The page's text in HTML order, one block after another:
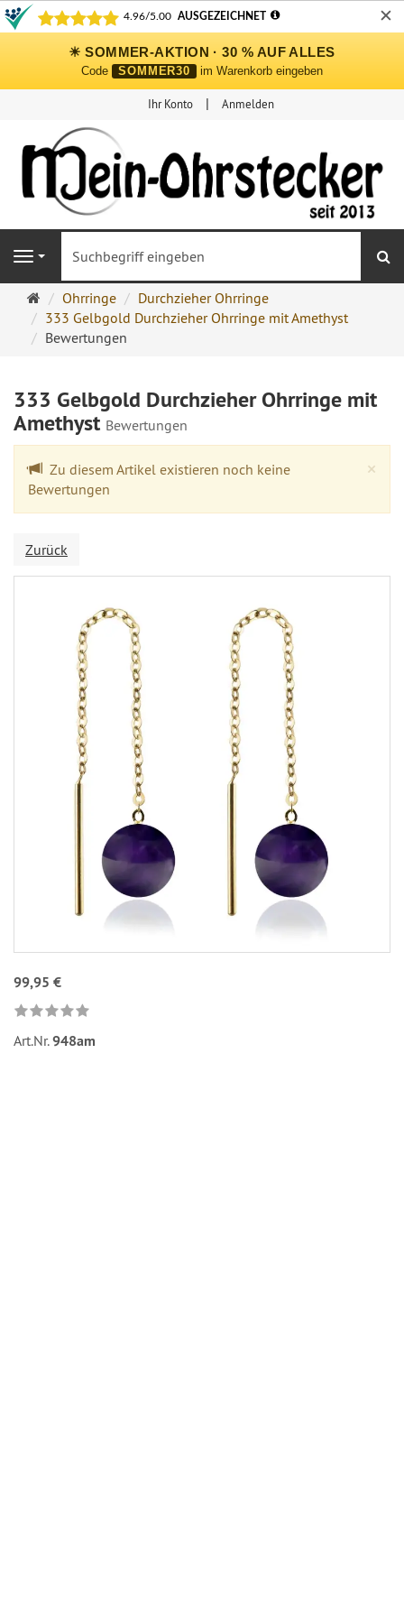
✕
☀ SOMMER-AKTION · 30 % AUF ALLES
Code SOMMER30 im Warenkorb eingeben
Ihr Konto Anmelden
Navigation
Ohrringe
Ohrstecker
Onlineshop
Ohrringe
Durchzieher Ohrringe
333 Gelbgold Durchzieher Ohrringe mit Amethyst
Bewertungen
333 Gelbgold Durchzieher Ohrringe mit
Amethyst Bewertungen
×
Zu diesem Artikel existieren noch keine
Bewertungen
Zurück
99,95 €
Art.Nr.948am